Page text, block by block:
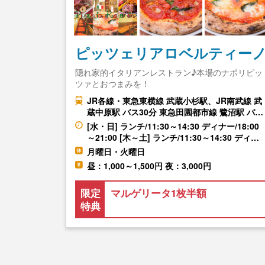
ピッツェリアロベルティー
隠れ家的イタリアンレストラン♪本場のナポリピッ
ツァとおつまみを！
JR各線・東急東横線 武蔵小杉駅、JR南武線 武
蔵中原駅 バス30分 東急田園都市線 鷺沼駅 バ…
[水・日] ランチ/11:30～14:30 ディナー/18:00
～21:00 [木～土] ランチ/11:30～14:30 ディ…
月曜日・火曜日
昼：1,000～1,500円 夜：3,000円
限定
特典
マルゲリータ1枚半額